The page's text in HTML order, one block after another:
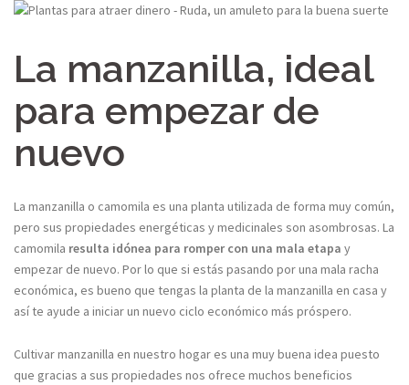
La manzanilla, ideal
para empezar de
nuevo
La manzanilla o camomila es una planta utilizada de forma muy común,
pero sus propiedades energéticas y medicinales son asombrosas. La
camomila resulta idónea para romper con una mala etapa y
empezar de nuevo. Por lo que si estás pasando por una mala racha
económica, es bueno que tengas la planta de la manzanilla en casa y
así te ayude a iniciar un nuevo ciclo económico más próspero.
Cultivar manzanilla en nuestro hogar es una muy buena idea puesto
que gracias a sus propiedades nos ofrece muchos beneficios